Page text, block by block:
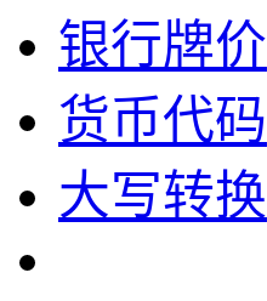
银行牌价
货币代码
大写转换